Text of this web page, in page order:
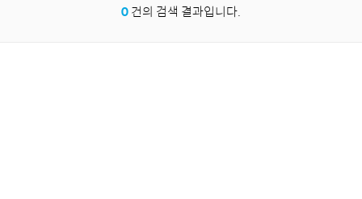
0건의 검색 결과입니다.